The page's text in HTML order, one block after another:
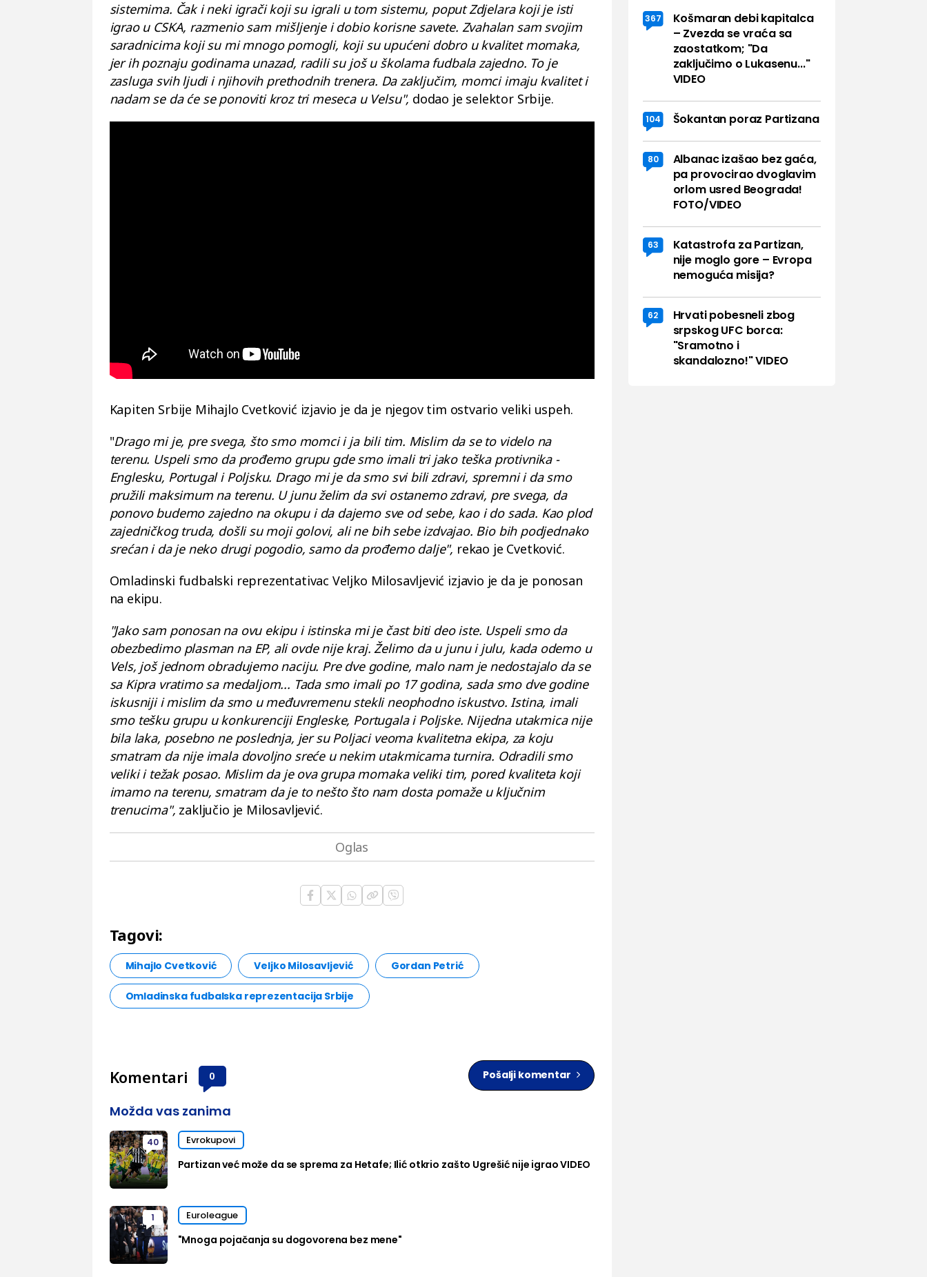
sistemima. Čak i neki igrači koji su igrali u tom sistemu, poput Zdjelara koji je isti
igrao u CSKA, razmenio sam mišljenje i dobio korisne savete. Zvahalan sam svojim
saradnicima koji su mi mnogo pomogli, koji su upućeni dobro u kvalitet momaka,
jer ih poznaju godinama unazad, radili su još u školama fudbala zajedno. To je
zasluga svih ljudi i njihovih prethodnih trenera. Da zaključim, momci imaju kvalitet i
nadam se da će se ponoviti kroz tri meseca u Velsu", dodao je selektor Srbije.
Kapiten Srbije Mihajlo Cvetković izjavio je da je njegov tim ostvario veliki uspeh.
"Drago mi je, pre svega, što smo momci i ja bili tim. Mislim da se to videlo na
terenu. Uspeli smo da prođemo grupu gde smo imali tri jako teška protivnika -
Englesku, Portugal i Poljsku. Drago mi je da smo svi bili zdravi, spremni i da smo
pružili maksimum na terenu. U junu želim da svi ostanemo zdravi, pre svega, da
ponovo budemo zajedno na okupu i da dajemo sve od sebe, kao i do sada. Kao plod
zajedničkog truda, došli su moji golovi, ali ne bih sebe izdvajao. Bio bih podjednako
srećan i da je neko drugi pogodio, samo da prođemo dalje", rekao je Cvetković.
Omladinski fudbalski reprezentativac Veljko Milosavljević izjavio je da je ponosan
na ekipu.
"Jako sam ponosan na ovu ekipu i istinska mi je čast biti deo iste. Uspeli smo da
obezbedimo plasman na EP, ali ovde nije kraj. Želimo da u junu i julu, kada odemo u
Vels, još jednom obradujemo naciju. Pre dve godine, malo nam je nedostajalo da se
sa Kipra vratimo sa medaljom... Tada smo imali po 17 godina, sada smo dve godine
iskusniji i mislim da smo u međuvremenu stekli neophodno iskustvo. Istina, imali
smo tešku grupu u konkurenciji Engleske, Portugala i Poljske. Nijedna utakmica nije
bila laka, posebno ne poslednja, jer su Poljaci veoma kvalitetna ekipa, za koju
smatram da nije imala dovoljno sreće u nekim utakmicama turnira. Odradili smo
veliki i težak posao. Mislim da je ova grupa momaka veliki tim, pored kvaliteta koji
imamo na terenu, smatram da je to nešto što nam dosta pomaže u ključnim
trenucima", zaključio je Milosavljević.
Tagovi:
Mihajlo Cvetković Veljko Milosavljević Gordan Petrić
Omladinska fudbalska reprezentacija Srbije
Komentari 0 Pošalji komentar
Možda vas zanima
40 Evrokupovi
Partizan već može da se sprema za Hetafe; Ilić otkrio zašto Ugrešić nije igrao VIDEO
1 Euroleague
"Mnoga pojačanja su dogovorena bez mene"
367
Košmaran debi kapitalca
– Zvezda se vraća sa
zaostatkom; "Da
zaključimo o Lukasenu..."
VIDEO
104 Šokantan poraz Partizana
80
Albanac izašao bez gaća,
pa provocirao dvoglavim
orlom usred Beograda!
FOTO/VIDEO
63
Katastrofa za Partizan,
nije moglo gore – Evropa
nemoguća misija?
62
Hrvati pobesneli zbog
srpskog UFC borca:
"Sramotno i
skandalozno!" VIDEO